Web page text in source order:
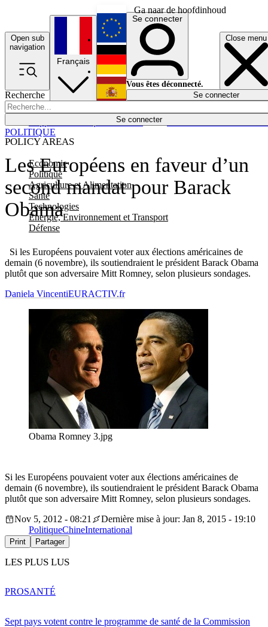
Ga naar de hoofdinhoud
Open sub
navigation
Close menu
Recherche
Se connecter
POLICY AREAS
Economie
Politique
Agriculture et Alimentation
Santé
Technologies
Energie, Environnement et Transport
Défense
Économie
Français
English
Deutsch
Español
Se connecter
Vous êtes déconnecté.
Se connecter
Les Européens en faveur d’un
second mandat pour Barack
Obama
Si les Européens pouvaient voter aux élections américaines de
demain (6 novembre), ils soutiendraient le président Barack Obama
plutôt que son adversaire Mitt Romney, selon plusieurs sondages.
POLITIQUE
Daniela VincentiEURACTIV.fr
Obama Romney 3.jpg
Si les Européens pouvaient voter aux élections américaines de
demain (6 novembre), ils soutiendraient le président Barack Obama
plutôt que son adversaire Mitt Romney, selon plusieurs sondages.
Nov 5, 2012 - 08:21
Dernière mise à jour: Jan 8, 2015 - 19:10
PolitiqueChineInternational
Print Partager
LES PLUS LUS
Sept pays votent contre le programme de santé de la Commission
PROSANTÉ